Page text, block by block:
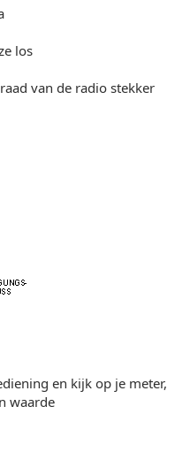
los
van de radio stekker
en kijk op je meter,
waarde